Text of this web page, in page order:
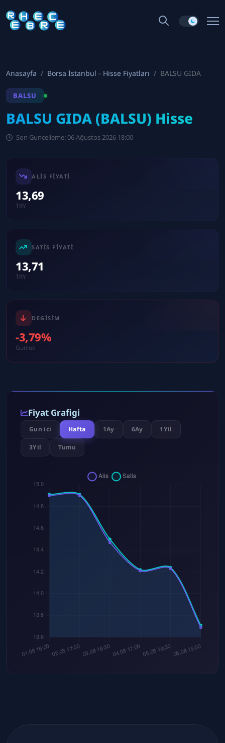
Anasayfa Borsa İstanbul - Hisse Fiyatları BALSU GIDA
BALSU
BALSU GIDA (BALSU) Hisse
Son Guncelleme: 06 Ağustos 2026 18:00
ALIS FIYATI
13,69
TRY
SATIS FIYATI
13,71
TRY
DEGISIM
-3,79%
Gunluk
Fiyat Grafigi
Gun ici Hafta 1Ay 6Ay 1Yil
3Yil Tumu